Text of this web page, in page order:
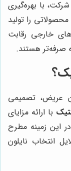
با بهره‌گیری
را تولید
خارجی رقابت
صرفه‌تر هستند.
عریض، تصمیمی
با ارائه مزایای
این زمینه مطرح
انتخاب نایلون